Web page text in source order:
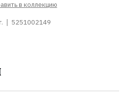
в коллекцию
5251002149